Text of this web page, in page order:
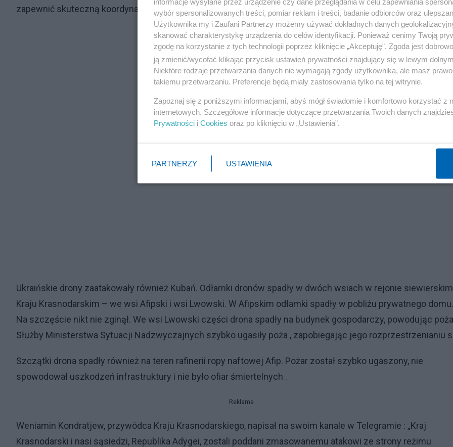
zapewnić skuteczną koordynację wszystkich służb.
Ukraińskie drony zaatakowały również Kubań. Odłamki dronów spadły w dwóch wsiach w rejonie
Kraju Krasnodarskim – we wsi Afipski i wsi Lwowski. W Afipskim odłamki spadły w pobliżu prywatnego domu.
Na szczęście nikt nie zginął. We wsi Lwowski części drona spadły na budynek gospodarczy, powodując
Służby Ministerstwa Sytuacji Nadzwyczajnych szybko ugasiły poża , zapobiegając jego rozprzestrzenianiu
Szczątki drona spadły również na teren rafinerii ropy naftowej Afip. Pożar został szybko ugaszony, nie
spowodował uszkodzeń infrastruktury i nie było ofiar śmiertelnych .
Reklama
Weniamin Kondratjew, przywódca Kraju Krasnodarskiego, napisał na swoim kanale w Telegramie : „Kraj
Krasnodarski i nasi sąsiedzi, Republika Adygei, zostali poddani zmasowanemu atakowi ze strony reżimu
wybór spersonalizowanych treści, pomiar reklam i treści, badanie odbiorców oraz
Użytkownika my i Zaufani Partnerzy możemy używać dokładnych danych
skanować charakterystykę urządzenia do celów identyfikacji. Ponieważ cenimy Twoją
zgodę na korzystanie z tych technologii poprzez kliknięcie „Akceptuję”. Zgoda jest
ją zmienić/wycofać klikając przycisk ustawień prywatności znajdujący się w lewym
Niektóre rodzaje przetwarzania danych nie wymagają zgody użytkownika, ale masz
takiemu przetwarzaniu. Preferencje będą miały zastosowania tylko na tej witrynie.
Zapoznaj się z poniższymi informacjami, abyś mógł świadomie i komfortowo korzystać z
internetowych. Szczegółowe informacje dotyczące przetwarzania Twoich danych
Prywatności i Cookies oraz po kliknięciu w „Ustawienia”.
PARTNERZY USTAWIENIA